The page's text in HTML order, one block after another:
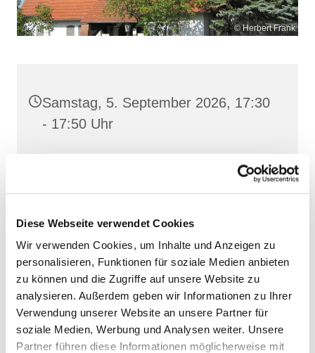
Diese Webseite verwendet Cookies
Wir verwenden Cookies, um Inhalte und Anzeigen zu
personalisieren, Funktionen für soziale Medien anbieten
zu können und die Zugriffe auf unsere Website zu
analysieren. Außerdem geben wir Informationen zu Ihrer
Verwendung unserer Website an unsere Partner für
soziale Medien, Werbung und Analysen weiter. Unsere
Partner führen diese Informationen möglicherweise mit
© Herbert Frank
Samstag, 5. September 2026, 17:30
- 17:50 Uhr
Klüschenberg, Katholischer Berg,